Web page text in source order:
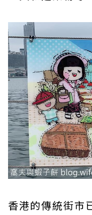
香港的傳統街市